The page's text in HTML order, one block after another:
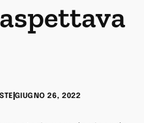
GIUGNO 26, 2022